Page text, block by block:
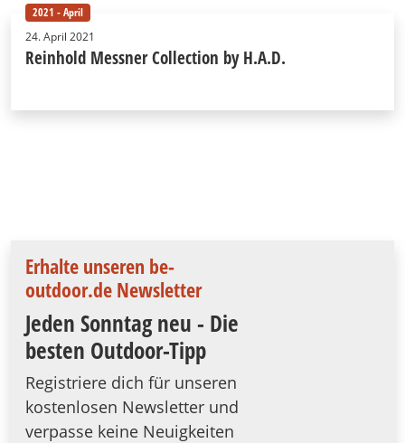
2021 - April
24. April 2021
Reinhold Messner Collection by H.A.D.
Erhalte unseren be-
outdoor.de Newsletter
Jeden Sonntag neu - Die
besten Outdoor-Tipp
Registriere dich für unseren
kostenlosen Newsletter und
verpasse keine Neuigkeiten